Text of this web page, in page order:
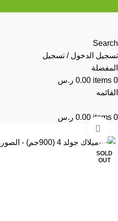
Search
تسجيل الدخول / تسجيل
المفضلة
0
items
0.00 ر.س
القائمه
0
items
0.00 ر.س
SOLD
OUT